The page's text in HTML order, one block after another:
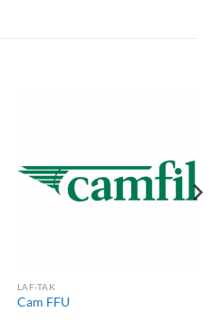
LAF-TAK
Cam FFU